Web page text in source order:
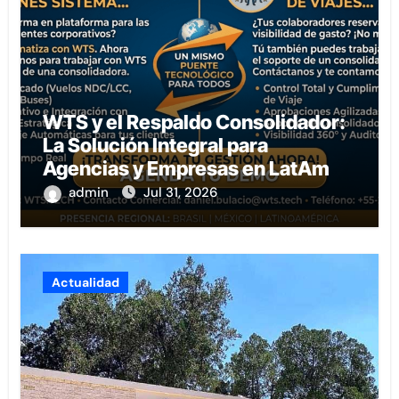
WTS y el Respaldo Consolidador:
La Solución Integral para
Agencias y Empresas en LatAm
admin Jul 31, 2026
Actualidad